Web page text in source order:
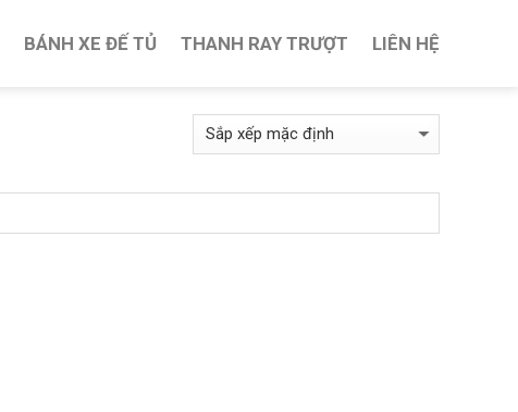
BÁNH XE ĐẾ TỦ THANH RAY TRƯỢT LIÊN HỆ